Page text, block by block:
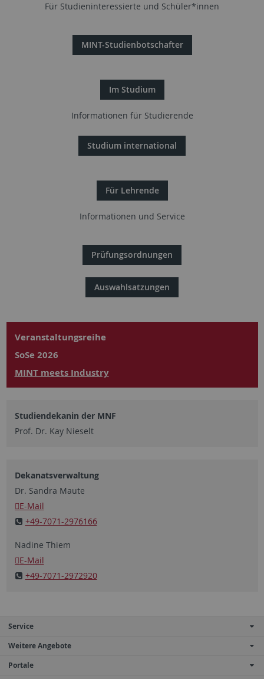
Für Studieninteressierte und Schüler*innen
MINT-Studienbotschafter
Im Studium
Informationen für Studierende
Studium international
Für Lehrende
Informationen und Service
Prüfungsordnungen
Auswahlsatzungen
Veranstaltungsreihe
SoSe 2026
MINT meets Industry
Studiendekanin der MNF
Prof. Dr. Kay Nieselt
Dekanatsverwaltung
Dr. Sandra Maute
E-Mail
+49-7071-2976166
Nadine Thiem
E-Mail
+49-7071-2972920
Service
Weitere Angebote
Portale